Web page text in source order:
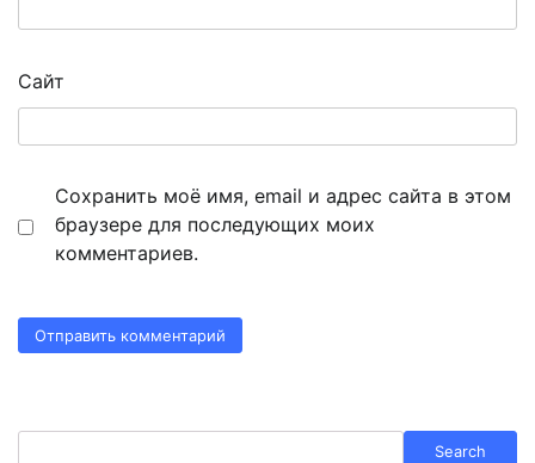
Сайт
Сохранить моё имя, email и адрес сайта в этом
браузере для последующих моих
комментариев.
Search